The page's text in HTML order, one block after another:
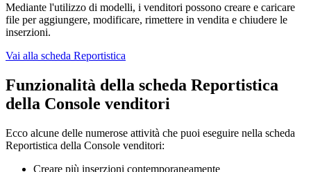
Mediante l'utilizzo di modelli, i venditori possono creare e caricare
file per aggiungere, modificare, rimettere in vendita e chiudere le
inserzioni.
Vai alla scheda Reportistica
Funzionalità della scheda Reportistica
della Console venditori
Ecco alcune delle numerose attività che puoi eseguire nella scheda
Reportistica della Console venditori:
Creare più inserzioni contemporaneamente